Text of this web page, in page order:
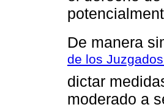
De manera
de los
dictar
moderado a